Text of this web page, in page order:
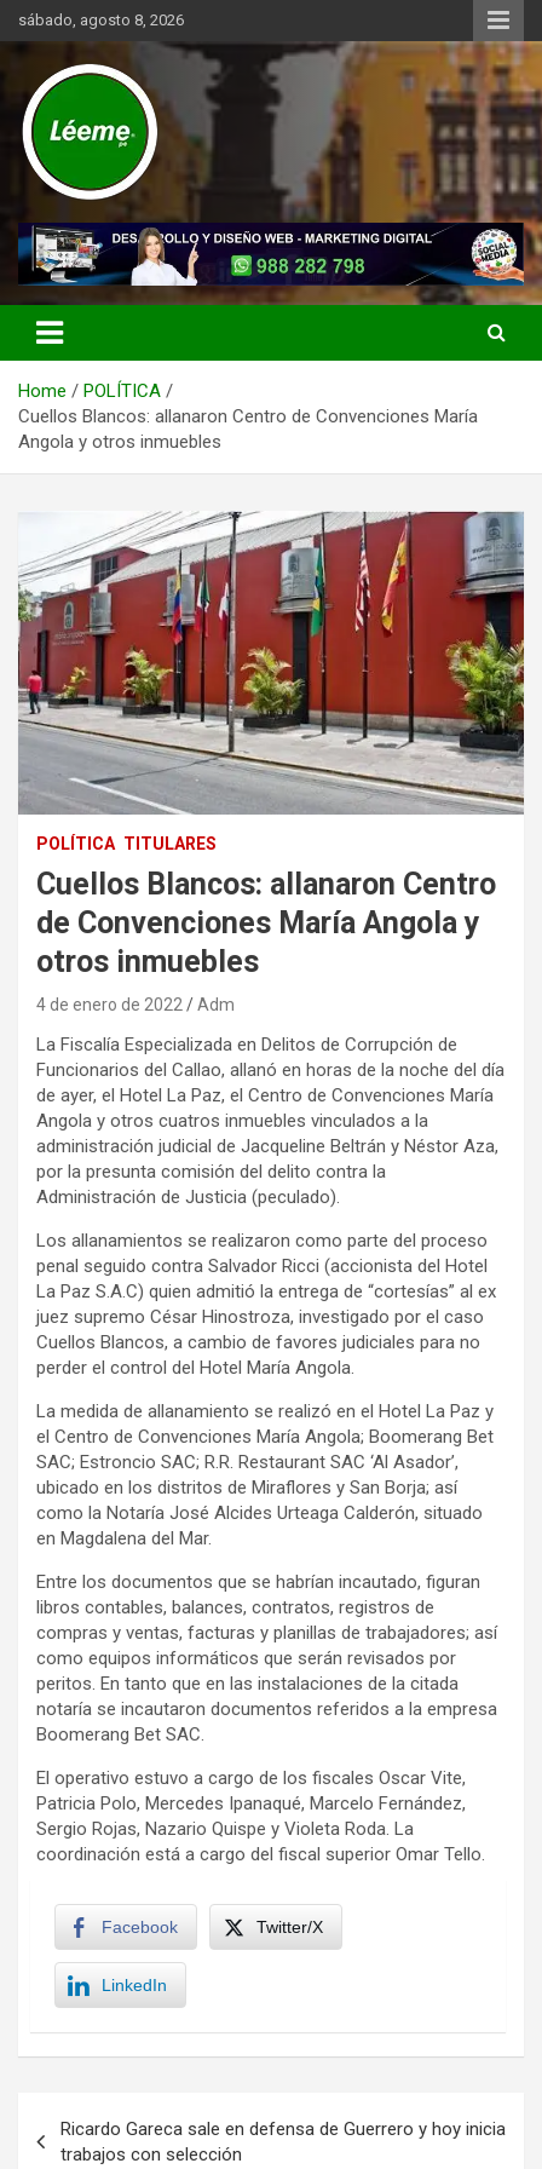
Skip
to
sábado, agosto 8, 2026
Léeme.pe
Noticias de actualidad del mundo distrital, vecinal, municipal y de
negocios a nivel de Lima Metropolitana, sin descuidar las noticias
de alcance nacional.
Home
POLÍTICA
Cuellos Blancos: allanaron Centro de Convenciones María
Angola y otros inmuebles
POLÍTICA TITULARES
Cuellos Blancos: allanaron Centro
de Convenciones María Angola y
otros inmuebles
4 de enero de 2022 Adm
La Fiscalía Especializada en Delitos de Corrupción de
Funcionarios del Callao, allanó en horas de la noche del día
de ayer, el Hotel La Paz, el Centro de Convenciones María
Angola y otros cuatros inmuebles vinculados a la
administración judicial de Jacqueline Beltrán y Néstor Aza,
por la presunta comisión del delito contra la
Administración de Justicia (peculado).
Los allanamientos se realizaron como parte del proceso
penal seguido contra Salvador Ricci (accionista del Hotel
La Paz S.A.C) quien admitió la entrega de “cortesías” al ex
juez supremo César Hinostroza, investigado por el caso
Cuellos Blancos, a cambio de favores judiciales para no
perder el control del Hotel María Angola.
La medida de allanamiento se realizó en el Hotel La Paz y
el Centro de Convenciones María Angola; Boomerang Bet
SAC; Estroncio SAC; R.R. Restaurant SAC ‘Al Asador’,
ubicado en los distritos de Miraflores y San Borja; así
como la Notaría José Alcides Urteaga Calderón, situado
en Magdalena del Mar.
Entre los documentos que se habrían incautado, figuran
libros contables, balances, contratos, registros de
compras y ventas, facturas y planillas de trabajadores; así
como equipos informáticos que serán revisados por
peritos. En tanto que en las instalaciones de la citada
notaría se incautaron documentos referidos a la empresa
Boomerang Bet SAC.
El operativo estuvo a cargo de los fiscales Oscar Vite,
Patricia Polo, Mercedes Ipanaqué, Marcelo Fernández,
Sergio Rojas, Nazario Quispe y Violeta Roda. La
coordinación está a cargo del fiscal superior Omar Tello.
Facebook Twitter/X
LinkedIn
de
Ricardo Gareca sale en defensa de Guerrero y hoy inicia
trabajos con selección